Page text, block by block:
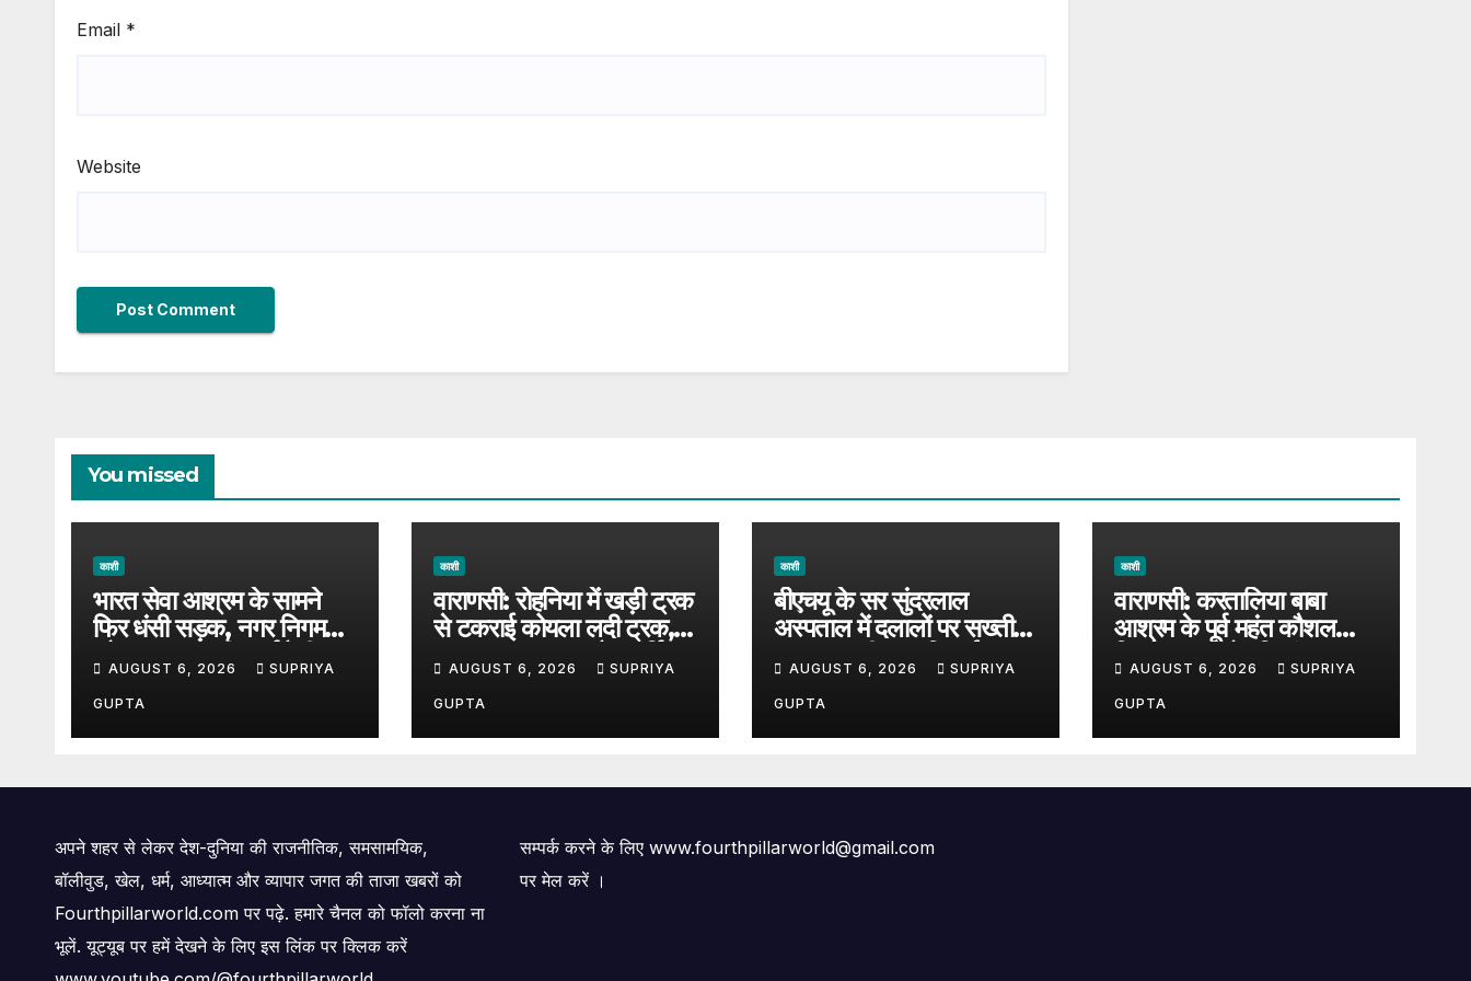
Email *
Website
You missed
काशी
भारत सेवा आश्रम के सामने
फिर धंसी सड़क, नगर निगम
और प्रशासन की कार्यशैली पर
उठे सवाल, 7 दिन पहले हुई थी
मरम्मत
AUGUST 6, 2026 SUPRIYA
GUPTA
काशी
वाराणसी: रोहनिया में खड़ी ट्रक
से टकराई कोयला लदी ट्रक,
बड़ा हादसा टला; अवैध पार्किंग
पर उठे सवाल
AUGUST 6, 2026 SUPRIYA
GUPTA
काशी
बीएचयू के सर सुंदरलाल
अस्पताल में दलालों पर सख्ती,
LED स्क्रीन पर दिखाई जा
रहीं संदिग्धों की तस्वीरें
AUGUST 6, 2026 SUPRIYA
GUPTA
काशी
वाराणसी: करतालिया बाबा
आश्रम के पूर्व महंत कौशल
किशोर दास को हरिश्चंद्र घाट
पर दी गई जल समाधि
AUGUST 6, 2026 SUPRIYA
GUPTA
अपने शहर से लेकर देश-दुनिया की राजनीतिक, समसामयिक,
बॉलीवुड, खेल, धर्म, आध्यात्म और व्यापार जगत की ताजा खबरों को
Fourthpillarworld.com पर पढ़े. हमारे चैनल को फॉलो करना ना
भूलें. यूट्यूब पर हमें देखने के लिए इस लिंक पर क्लिक करें
सम्पर्क करने के लिए www.fourthpillarworld@gmail.com
पर मेल करें ।